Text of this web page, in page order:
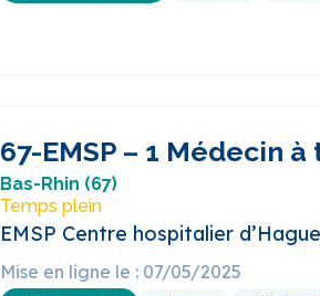
67-EMSP – 1 Médecin
Bas-Rhin (67)
Temps plein
EMSP Centre hospitalier
Mise en ligne le : 07/05/2025